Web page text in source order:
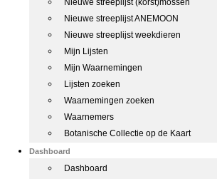
Nieuwe streeplijst (korst)mossen
Nieuwe streeplijst ANEMOON
Nieuwe streeplijst weekdieren
Mijn Lijsten
Mijn Waarnemingen
Lijsten zoeken
Waarnemingen zoeken
Waarnemers
Botanische Collectie op de Kaart
Dashboard
Dashboard